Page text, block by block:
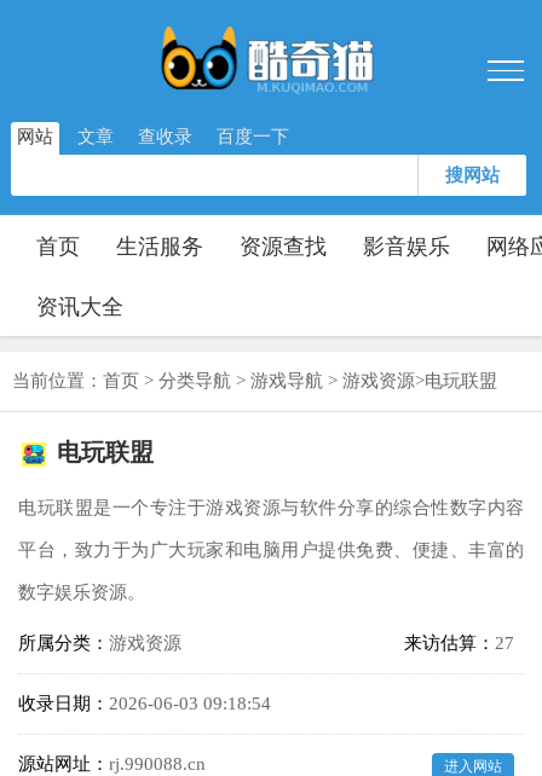
网站 文章 查收录 百度一下
搜网站
首页 生活服务 资源查找 影音娱乐 网络
资讯大全
当前位置： 首页 > 分类导航 > 游戏导航 > 游戏资源>电玩联盟
电玩联盟
电玩联盟是一个专注于游戏资源与软件分享的综合性数字内容
平台，致力于为广大玩家和电脑用户提供免费、便捷、丰富的
数字娱乐资源。
所属分类： 游戏资源 来访估算： 27
收录日期： 2026-06-03 09:18:54
源站网址： rj.990088.cn 进入网站